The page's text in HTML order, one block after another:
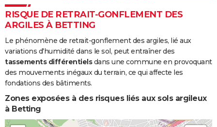
RISQUE DE RETRAIT-GONFLEMENT DES
ARGILES À BETTING
Le phénomène de retrait-gonflement des argiles, lié aux
variations d'humidité dans le sol, peut entraîner des
tassements différentielsdans une commune en provoquant
des mouvements inégaux du terrain, ce qui affecte les
fondations des bâtiments.
Zones exposées à des risques liés aux sols argileux
à Betting